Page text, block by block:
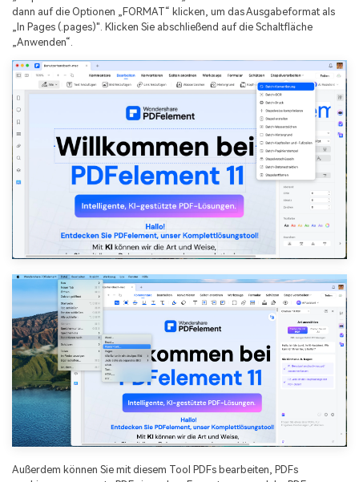
dann auf die Optionen „FORMAT“ klicken, um das Ausgabeformat als
„In Pages (.pages)". Klicken Sie abschließend auf die Schaltfläche
„Anwenden“.
Außerdem können Sie mit diesem Tool PDFs bearbeiten, PDFs